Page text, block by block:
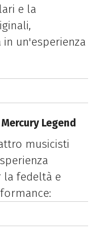
e la
un'esperienza
Legend
musicisti
la fedeltà e